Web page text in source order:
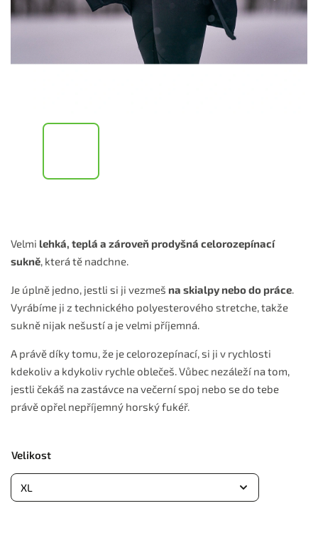
Velmi lehká, teplá a zároveň prodyšná celorozepínací
sukně, která tě nadchne.
Je úplně jedno, jestli si ji vezmeš na skialpy nebo do práce.
Vyrábíme ji z technického polyesterového stretche, takže
sukně nijak nešustí a je velmi příjemná.
A právě díky tomu, že je celorozepínací, si ji v rychlosti
kdekoliv a kdykoliv rychle oblečeš. Vůbec nezáleží na tom,
jestli čekáš na zastávce na večerní spoj nebo se do tebe
právě opřel nepříjemný horský fukéř.
Velikost